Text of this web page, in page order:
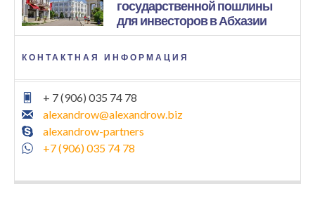
государственной пошлины
для инвесторов в Абхазии
КОНТАКТНАЯ ИНФОРМАЦИЯ
+ 7 (906) 035 74 78
alexandrow@alexandrow.biz
alexandrow-partners
+7 (906) 035 74 78